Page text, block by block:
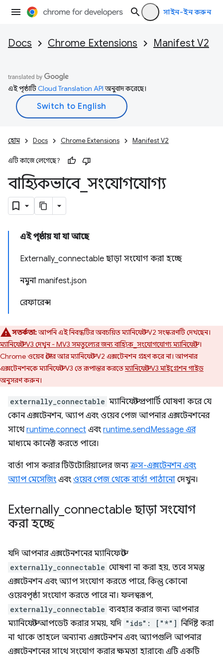
সাইন-ইন করুন
Docs Chrome Extensions Manifest V2
এই পৃষ্ঠাটিCloud Translation APIঅনুবাদ করেছে।
হোম Docs Chrome Extensions Manifest V2
এটি কাজে লেগেছে?
বাহ্যিকভাবে_সংযোগযোগ্য
এই পৃষ্ঠায় যা যা আছে
Externally_connectable ছাড়া সংযোগ করা হচ্ছে
নমুনা manifest.json
রেফারেন্স
সতর্কতা:আপনি এই নিবন্ধটির অবচয়িত ম্যানিফেস্ট V2 সংস্করণটি দেখছেন।
ম্যানিফেস্ট V3 দেখুন - MV3 সমতুল্যের জন্য বাহ্যিক_সংযোগযোগ্য ম্যানিফেস্ট।
Chrome ওয়েব স্টোর আর ম্যানিফেস্ট V2 এক্সটেনশন গ্রহণ করে না। আপনার
এক্সটেনশনকে ম্যানিফেস্ট V3 তে রূপান্তর করতেম্যানিফেস্ট V3 মাইগ্রেশন গাইড
অনুসরণ করুন।
externally_connectable ম্যানিফেস্ট প্রপার্টি ঘোষণা করে যে
কোন এক্সটেনশন, অ্যাপ এবং ওয়েব পেজ আপনার এক্সটেনশনের
সাথে runtime.connect এবং runtime.sendMessage এর
মাধ্যমে কানেক্ট করতে পারে।
বার্তা পাস করার টিউটোরিয়ালের জন্যক্রস-এক্সটেনশন এবং
অ্যাপ মেসেজিং এবং ওয়েব পেজ থেকে বার্তা পাঠানো দেখুন।
Externally_ connectable ছাড়া সংযোগ
করা হচ্ছে
যদি আপনার এক্সটেনশনের ম্যানিফেস্টে
externally_connectable ঘোষণা না করা হয়, তবে সমস্ত
এক্সটেনশন এবং অ্যাপ সংযোগ করতে পারে, কিন্তু কোনো
ওয়েবপৃষ্ঠা সংযোগ করতে পারে না। ফলস্বরূপ,
externally_connectable ব্যবহার করার জন্য আপনার
ম্যানিফেস্ট আপডেট করার সময়, যদি "ids": ["*"] নির্দিষ্ট করা
না থাকে তাহলে অন্যান্য এক্সটেনশন এবং অ্যাপগুলি আপনার
এক্সটেনশনের সাথে সংযোগ করার ক্ষমতা হারাবে৷ এটি একটি